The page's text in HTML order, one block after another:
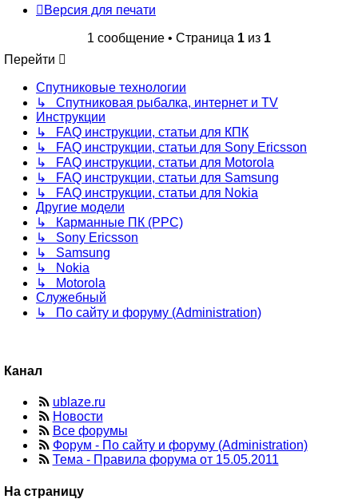
Версия для печати
1 сообщение • Страница 1 из 1
Перейти
Спутниковые технологии
↳ Спутниковая рыбалка, интернет и TV
Инструкции
↳ FAQ инструкции, статьи для КПК
↳ FAQ инструкции, статьи для Sony Ericsson
↳ FAQ инструкции, статьи для Motorola
↳ FAQ инструкции, статьи для Samsung
↳ FAQ инструкции, статьи для Nokia
Другие модели
↳ Карманные ПК (PPC)
↳ Sony Ericsson
↳ Samsung
↳ Nokia
↳ Motorola
Служебный
↳ По сайту и форуму (Administration)
Канал
ublaze.ru
Новости
Все форумы
Форум - По сайту и форуму (Administration)
Тема - Правила форума от 15.05.2011
На страницу